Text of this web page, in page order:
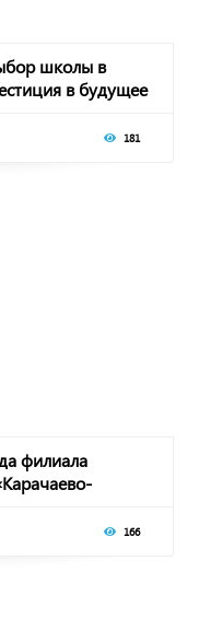
школы в
в будущее
181
филиала
166